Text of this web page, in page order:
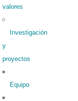
valores
Investigación
y
proyectos
Equipo